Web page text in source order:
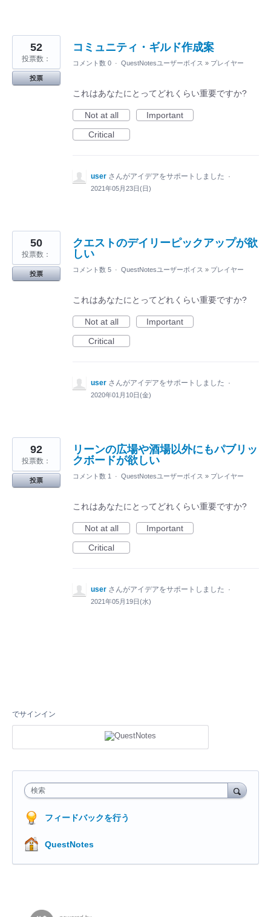
コミュニティ・ギルド作成案
52
投票数：
投票
コメント数 0 · QuestNotesユーザーボイス » プレイヤー
これはあなたにとってどれくらい重要ですか?
Not at all
Important
Critical
user さんがアイデアをサポートしました ·
2021年05月23日(日)
クエストのデイリーピックアップが欲
しい
50
投票数：
投票
コメント数 5 · QuestNotesユーザーボイス » プレイヤー
これはあなたにとってどれくらい重要ですか?
Not at all
Important
Critical
user さんがアイデアをサポートしました ·
2020年01月10日(金)
リーンの広場や酒場以外にもパブリッ
クボードが欲しい
92
投票数：
投票
コメント数 1 · QuestNotesユーザーボイス » プレイヤー
これはあなたにとってどれくらい重要ですか?
Not at all
Important
Critical
user さんがアイデアをサポートしました ·
2021年05月19日(水)
でサインイン
検索
フィードバックを行う
QuestNotes